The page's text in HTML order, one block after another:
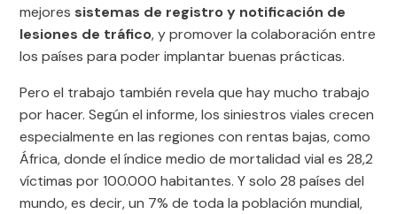
mejores sistemas de registro y notificación de
lesiones de tráfico, y promover la colaboración entre
los países para poder implantar buenas prácticas.
Pero el trabajo también revela que hay mucho trabajo
por hacer. Según el informe, los siniestros viales crecen
especialmente en las regiones con rentas bajas, como
África, donde el índice medio de mortalidad vial es 28,2
víctimas por 100.000 habitantes. Y solo 28 países del
mundo, es decir, un 7% de toda la población mundial,